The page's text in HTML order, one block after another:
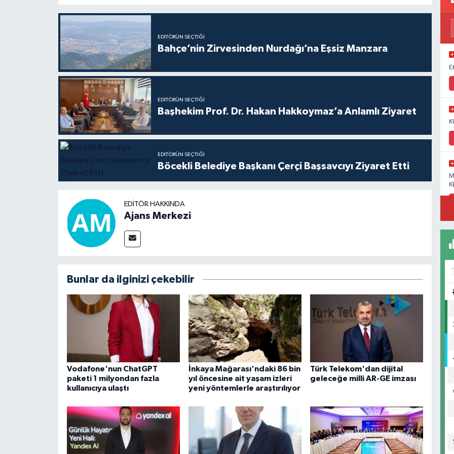
EDITÖRÜN SEÇTIĞI
Bahçe’nin Zirvesinden Nurdağı’na Eşsiz Manzara
EDITÖRÜN SEÇTIĞI
Başhekim Prof. Dr. Hakan Hakkoymaz’a Anlamlı Ziyaret
EDITÖRÜN SEÇTIĞI
Böcekli Belediye Başkanı Çerçi Başsavcıyı Ziyaret Etti
EDITÖR HAKKINDA
Ajans Merkezi
Bunlar da ilginizi çekebilir
Vodafone'nun ChatGPT
paketi 1 milyondan fazla
kullanıcıya ulaştı
İnkaya Mağarası'ndaki 86 bin
yıl öncesine ait yaşam izleri
yeni yöntemlerle araştırılıyor
Türk Telekom'dan dijital
geleceğe milli AR-GE imzası